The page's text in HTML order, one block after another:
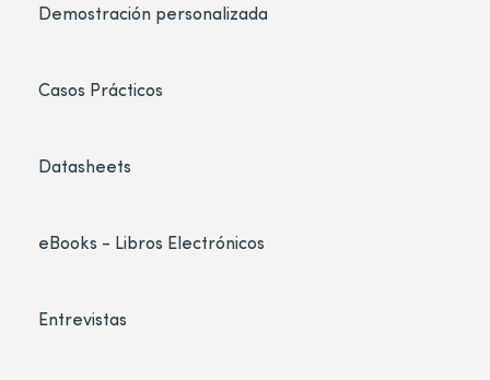
Demostración personalizada
Casos Prácticos
Datasheets
eBooks - Libros Electrónicos
Entrevistas